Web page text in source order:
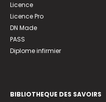
Licence
Licence Pro
DN Made
PASS
Diplome infirmier
BIBLIOTHEQUE DES SAVOIRS